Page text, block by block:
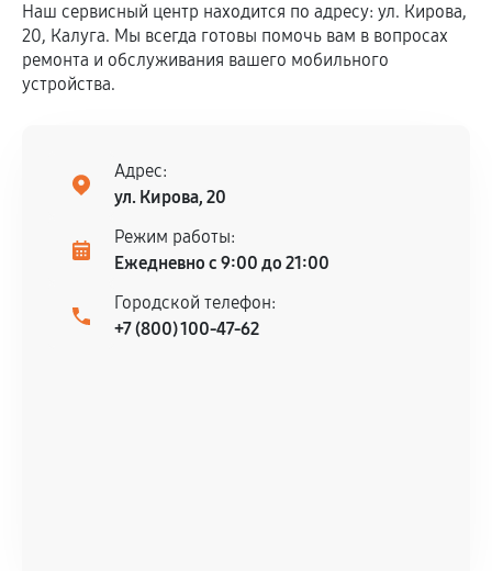
Наш сервисный центр находится по адресу: ул. Кирова,
20, Калуга. Мы всегда готовы помочь вам в вопросах
ремонта и обслуживания вашего мобильного
устройства.
Адрес:
ул. Кирова, 20
Режим работы:
Ежедневно с 9:00 до 21:00
Городской телефон:
+7 (800) 100-47-62